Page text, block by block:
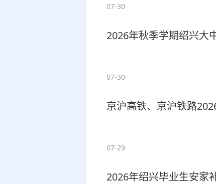
07-30
2026年秋季学期绍兴大
07-30
京沪高铁、京沪铁路
07-29
2026年绍兴毕业生安家